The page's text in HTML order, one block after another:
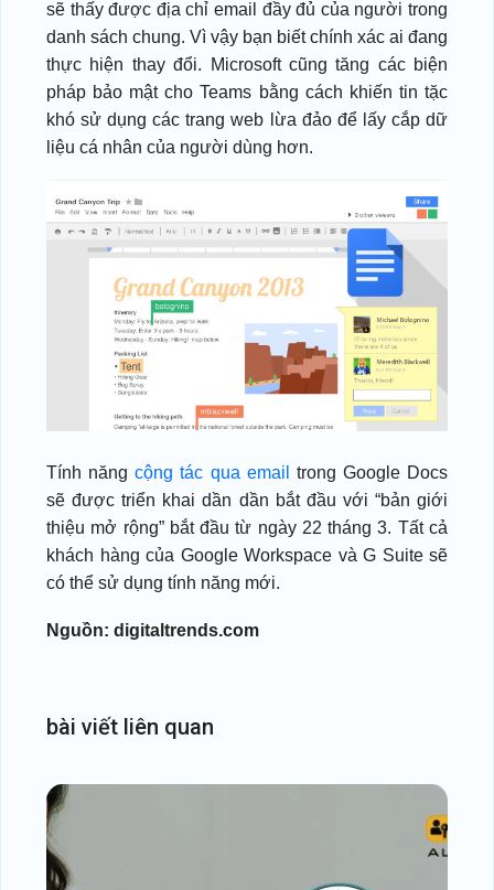
sẽ thấy được địa chỉ email đầy đủ của người trong
danh sách chung. Vì vậy bạn biết chính xác ai đang
thực hiện thay đổi. Microsoft cũng tăng các biện
pháp bảo mật cho Teams bằng cách khiến tin tặc
khó sử dụng các trang web lừa đảo để lấy cắp dữ
liệu cá nhân của người dùng hơn.
Tính năngcộng tác qua email
trong Google Docs
sẽ được triển khai dần dần bắt đầu với “bản giới
thiệu mở rộng” bắt đầu từ ngày 22 tháng 3. Tất cả
khách hàng của Google Workspace và G Suite sẽ
có thể sử dụng tính năng mới.
Nguồn: digitaltrends.com
bài viết liên quan